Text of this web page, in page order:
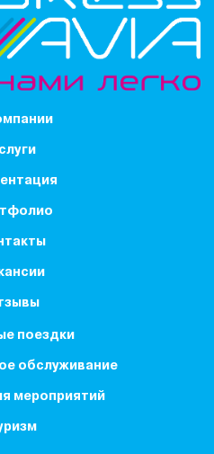
поездки
обслуживание
мероприятий